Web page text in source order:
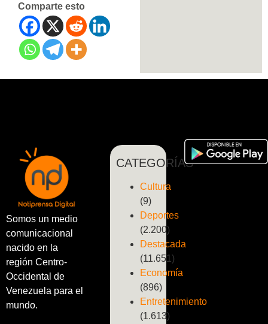
Comparte esto
Somos un medio
comunicacional
nacido en la
región Centro-
Occidental de
Venezuela para el
mundo.
CATEGORÍAS
Cultura
(9)
Deportes
(2.200)
Destacada
(11.651)
Economía
(896)
Entretenimiento
(1.613)